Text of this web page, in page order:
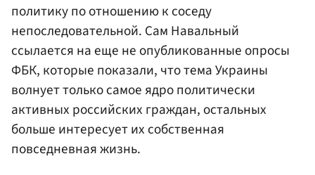
политику по отношению к соседу
непоследовательной. Сам Навальный
ссылается на еще не опубликованные опросы
ФБК, которые показали, что тема Украины
волнует только самое ядро политически
активных российских граждан, остальных
больше интересует их собственная
повседневная жизнь.